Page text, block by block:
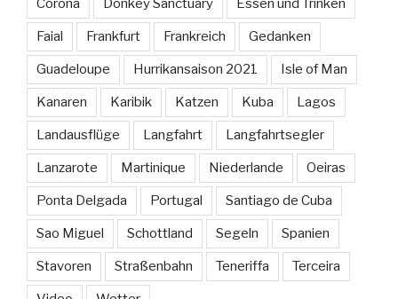
Corona Donkey Sanctuary Essen und Trinken
Faial Frankfurt Frankreich Gedanken
Guadeloupe Hurrikansaison 2021 Isle of Man
Kanaren Karibik Katzen Kuba Lagos
Landausflüge Langfahrt Langfahrtsegler
Lanzarote Martinique Niederlande Oeiras
Ponta Delgada Portugal Santiago de Cuba
Sao Miguel Schottland Segeln Spanien
Stavoren Straßenbahn Teneriffa Terceira